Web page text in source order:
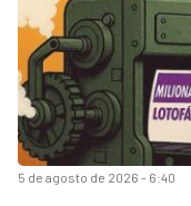
5 de agosto de 2026 - 6:40